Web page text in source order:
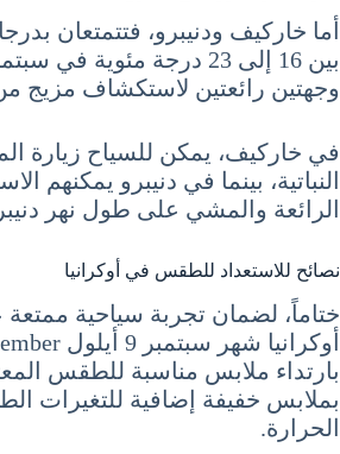
أما خاركيف ودنيبرو، فتتمتعان
بين 16 إلى 23 درجة مئوية
وجهتين رائعتين لاستكشاف مزيج من
في خاركيف، يمكن للسياح زيارة
النباتية، بينما في دنيبرو يمكنهم
الرائعة والمشي على طول نهر
نصائح للاستعداد للطقس في أوكرانيا
ختاماً، لضمان تجربة سياحية
بارتداء ملابس مناسبة للطقس
بملابس خفيفة إضافية للتغيرات
الحرارة.